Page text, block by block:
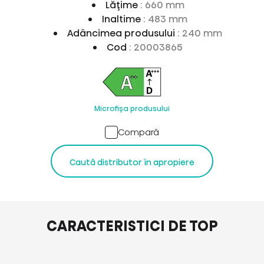
Lăţime : 660 mm
Inaltime : 483 mm
Adâncimea produsului : 240 mm
Cod : 20003865
Microfișa produsului
Compară
Caută distributor în apropiere
CARACTERISTICI DE TOP